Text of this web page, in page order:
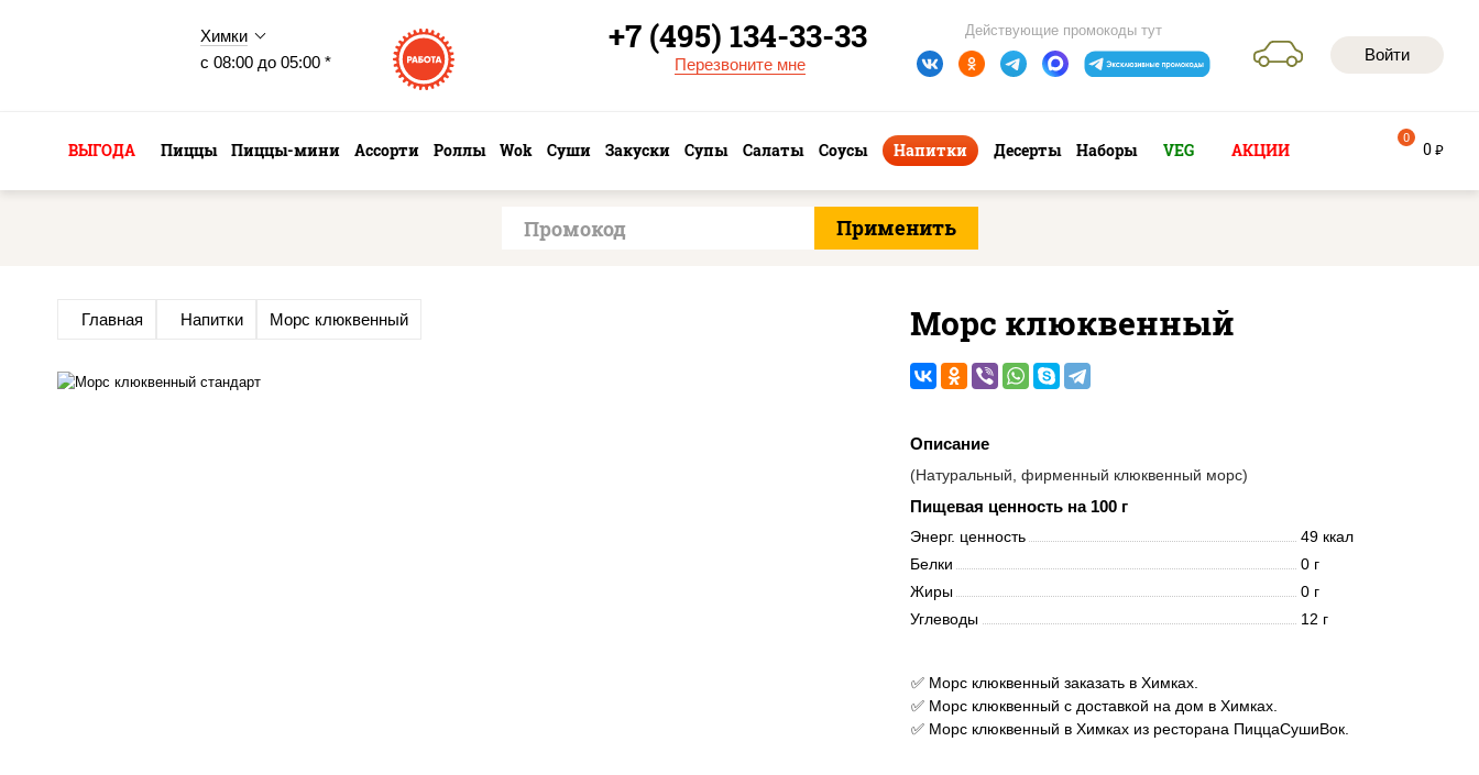
Химки
с 08:00 до 05:00 *
Войти
Действующие промокоды тут
+7 (495) 134-33-33
Перезвоните мне
ВЫГОДА Пиццы Пиццы-мини Ассорти Роллы Wok Суши Закуски Супы Салаты Соусы Напитки Десерты Наборы VEG АКЦИИ 0 руб
0
Главная Напитки Морс клюквенный Морс клюквенный
Описание
(Натуральный, фирменный клюквенный морс)
Пищевая ценность на 100 г
Энерг. ценность
49 ккал
Белки
0 г
Жиры
0 г
Углеводы
12 г
✅ Морс клюквенный заказать в Химках.
✅ Морс клюквенный с доставкой на дом в Химках.
✅ Морс клюквенный в Химках из ресторана ПиццаСушиВок.